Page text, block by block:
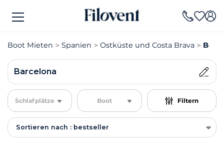
Boot Mieten Spanien Ostküste und Costa Brava Boot
Barcelona
Schlafplätze Boot Filtern
Sortieren nach : bestseller